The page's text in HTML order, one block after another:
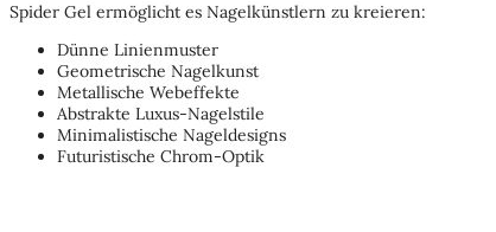
Spider Gel ermöglicht es Nagelkünstlern zu kreieren:
Dünne Linienmuster
Geometrische Nagelkunst
Metallische Webeffekte
Abstrakte Luxus-Nagelstile
Minimalistische Nageldesigns
Futuristische Chrom-Optik